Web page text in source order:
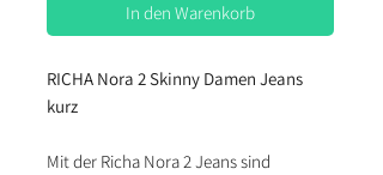
In den Warenkorb
RICHA Nora 2 Skinny Damen Jeans
kurz
Mit der Richa Nora 2 Jeans sind